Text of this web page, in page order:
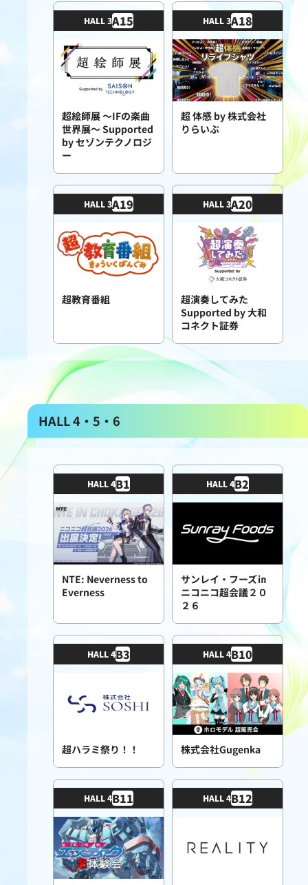
HALL 3A15
超絵師展 ～IFの楽曲
世界展～ Supported
by セゾンテクノロジ
ー
HALL 3A18
超 体感 by 株式会社
りらいぶ
HALL 3A19
超教育番組
HALL 3A20
超演奏してみた
Supported by 大和
コネクト証券
HALL 4・5・6
HALL 4B1
NTE: Neverness to
Everness
HALL 4B2
サンレイ・フーズ㏌
ニコニコ超会議２０
２６
HALL 4B3
超ハラミ祭り！！
HALL 4B10
株式会社Gugenka
HALL 4B11 HALL 4B12